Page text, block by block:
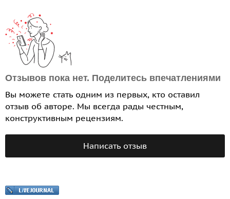
Отзывов пока нет. Поделитесь впечатлениями
Вы можете стать одним из первых, кто оставил
отзыв об авторе. Мы всегда рады честным,
конструктивным рецензиям.
Написать отзыв